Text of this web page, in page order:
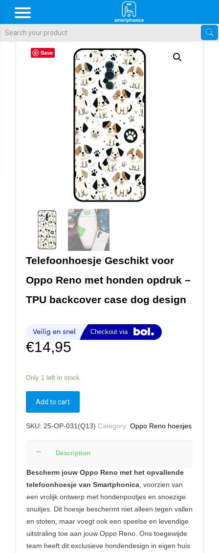
Als de resultaten voor automatisch aanvullen beschikbaar zijn,
Save
Telefoonhoesje Geschikt voor
Oppo Reno met honden opdruk –
TPU backcover case dog design
€14,95
Only 1 left in stock
Add to cart
SKU: 25-OP-031(Q13) Category: Oppo Reno hoesjes
Description
Bescherm jouw Oppo Reno met het opvallende
telefoonhoesje van Smartphonica , voorzien van
een vrolijk ontwerp met hondenpootjes en snoezige
snuitjes. Dit hoesje beschermt niet alleen tegen vallen
en stoten, maar voegt ook een speelse en levendige
uitstraling toe aan jouw Oppo Reno. Ons toegewijde
team heeft dit exclusieve hondendesign in eigen huis